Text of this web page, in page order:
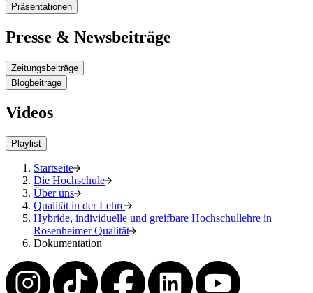
Präsentationen
Presse & Newsbeiträge
Zeitungsbeiträge
Blogbeiträge
Videos
Playlist
Startseite
Die Hochschule
Über uns
Qualität in der Lehre
Hybride, individuelle und greifbare Hochschullehre in
Rosenheimer Qualität
Dokumentation